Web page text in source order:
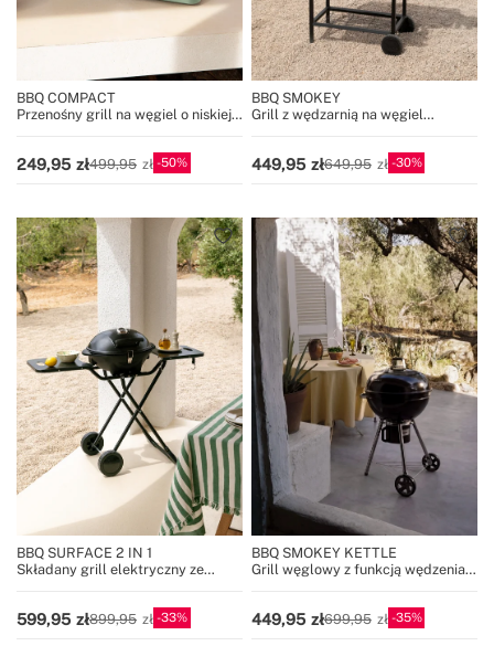
BBQ COMPACT
Przenośny grill na węgiel o niskiej
249,95 499,95 50
BBQ SMOKEY
Grill z wędzarnią na węgiel
449,95 649,95 30
BBQ SURFACE 2 IN 1
Składany grill elektryczny ze
599,95 899,95 33
BBQ SMOKEY KETTLE
Grill węglowy z funkcją wędzenia
449,95 699,95 35